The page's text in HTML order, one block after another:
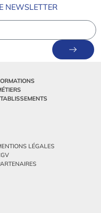
NEWSLETTER
LÉGALES